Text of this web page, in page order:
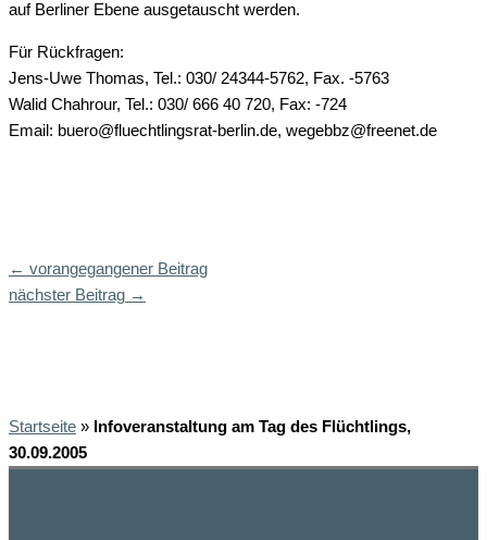
auf Berliner Ebene ausgetauscht werden.
Für Rückfragen:
Jens-Uwe Thomas, Tel.: 030/ 24344-5762, Fax. -5763
Walid Chahrour, Tel.: 030/ 666 40 720, Fax: -724
Email: buero@fluechtlingsrat-berlin.de, wegebbz@freenet.de
← vorangegangener Beitrag
nächster Beitrag →
Startseite » Infoveranstaltung am Tag des Flüchtlings,
30.09.2005